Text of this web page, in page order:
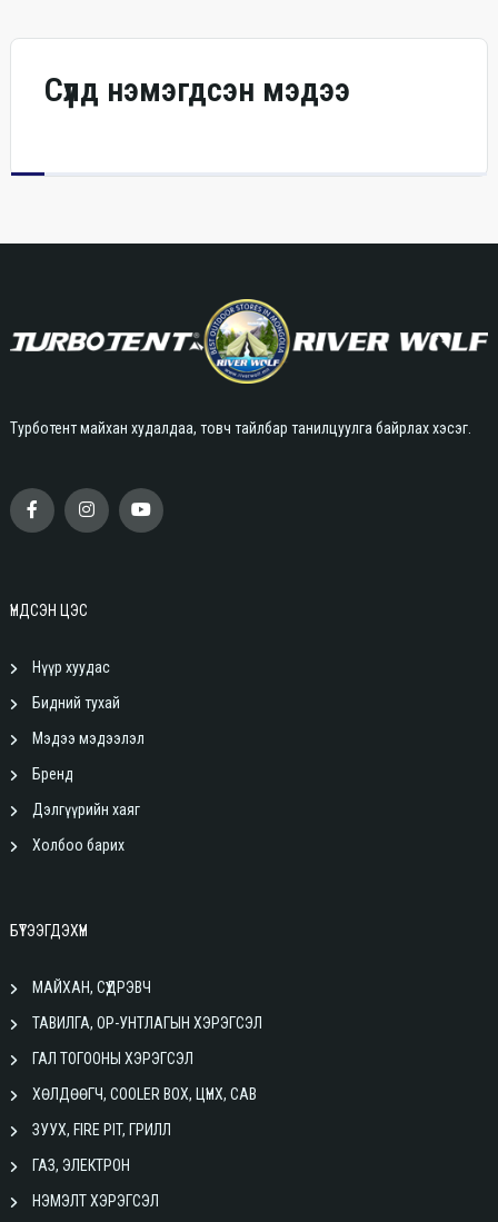
Сүүлд нэмэгдсэн мэдээ
Турботент майхан худалдаа, товч тайлбар танилцуулга байрлах хэсэг.
ҮНДСЭН ЦЭС
Нүүр хуудас
Бидний тухай
Мэдээ мэдээлэл
Бренд
Дэлгүүрийн хаяг
Холбоо барих
БҮТЭЭГДЭХҮҮН
МАЙХАН, СҮҮДРЭВЧ
ТАВИЛГА, ОР-УНТЛАГЫН ХЭРЭГСЭЛ
ГАЛ ТОГООНЫ ХЭРЭГСЭЛ
ХӨЛДӨӨГЧ, COOLER BOX, ЦҮНХ, САВ
ЗУУХ, FIRE PIT, ГРИЛЛ
ГАЗ, ЭЛЕКТРОН
НЭМЭЛТ ХЭРЭГСЭЛ